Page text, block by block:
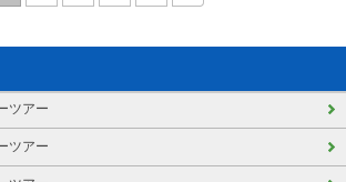
ツアー
ツアー